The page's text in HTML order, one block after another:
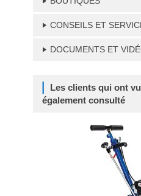
CONSEILS ET
DOCUMENTS ET
Les clients qui ont
également consulté